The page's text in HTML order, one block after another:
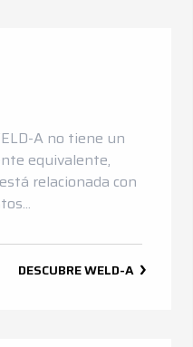
A no tiene un
equivalente,
relacionada con
DESCUBREWELD-A